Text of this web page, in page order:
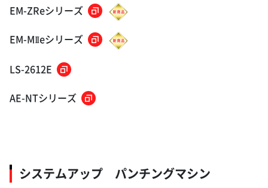
EM-ZReシリーズ
EM-MIIeシリーズ
LS-2612E
AE-NTシリーズ
システムアップ パンチングマシン